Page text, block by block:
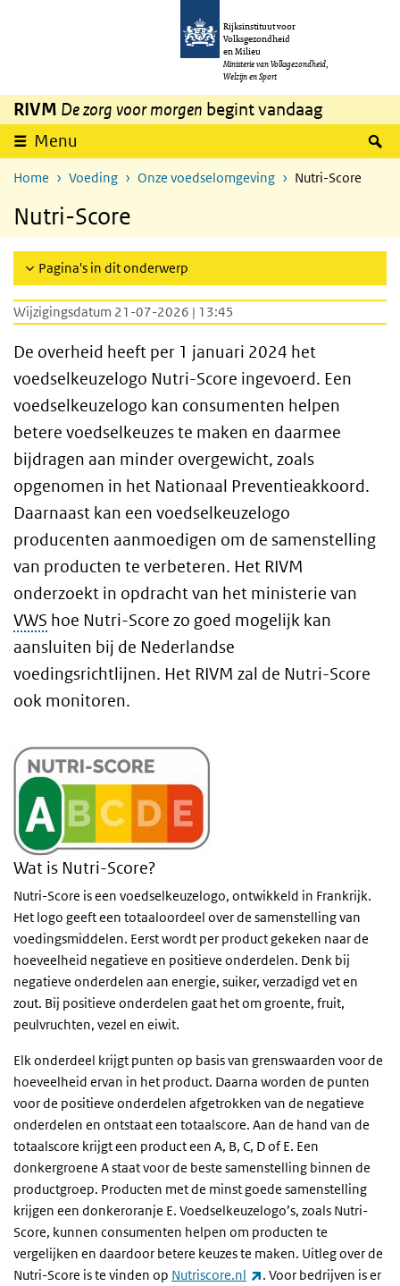
Overslaan en naar de inhoud gaan
Rijksinstituut voor
Volksgezondheid
en Milieu
Ministerie van Volksgezondheid,
Welzijn en Sport
RIVM De zorg voor morgen begint vandaag
Menu
Home Voeding Onze voedselomgeving Nutri-Score
Nutri-Score
Pagina's in dit onderwerp
Wijzigingsdatum 21-07-2026 | 13:45
De overheid heeft per 1 januari 2024 het
voedselkeuzelogo Nutri-Score ingevoerd. Een
voedselkeuzelogo kan consumenten helpen
betere voedselkeuzes te maken en daarmee
bijdragen aan minder overgewicht, zoals
opgenomen in het Nationaal Preventieakkoord.
Daarnaast kan een voedselkeuzelogo
producenten aanmoedigen om de samenstelling
van producten te verbeteren. Het RIVM
onderzoekt in opdracht van het ministerie van
VWS hoe Nutri-Score zo goed mogelijk kan
aansluiten bij de Nederlandse
voedingsrichtlijnen. Het RIVM zal de Nutri-Score
ook monitoren.
Wat is Nutri-Score?
Nutri-Score is een voedselkeuzelogo, ontwikkeld in Frankrijk.
Het logo geeft een totaaloordeel over de samenstelling van
voedingsmiddelen. Eerst wordt per product gekeken naar de
hoeveelheid negatieve en positieve onderdelen. Denk bij
negatieve onderdelen aan energie, suiker, verzadigd vet en
zout. Bij positieve onderdelen gaat het om groente, fruit,
peulvruchten, vezel en eiwit.
Elk onderdeel krijgt punten op basis van grenswaarden voor de
hoeveelheid ervan in het product. Daarna worden de punten
voor de positieve onderdelen afgetrokken van de negatieve
onderdelen en ontstaat een totaalscore. Aan de hand van de
totaalscore krijgt een product een A, B, C, D of E. Een
donkergroene A staat voor de beste samenstelling binnen de
productgroep. Producten met de minst goede samenstelling
krijgen een donkeroranje E. Voedselkeuzelogo’s, zoals Nutri-
Score, kunnen consumenten helpen om producten te
vergelijken en daardoor betere keuzes te maken. Uitleg over de
Nutri-Score is te vinden op Nutriscore.nl (externe link)
. Voor bedrijven is er